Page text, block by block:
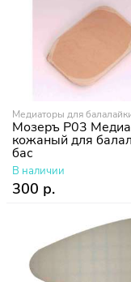
Медиаторы для
Мозеръ P03
кожаный для
бас
В наличии
300 р.